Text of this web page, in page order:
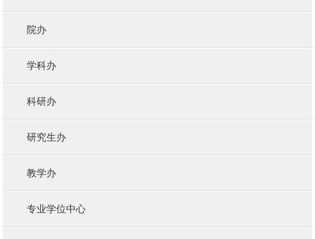
院办
学科办
科研办
研究生办
教学办
专业学位中心